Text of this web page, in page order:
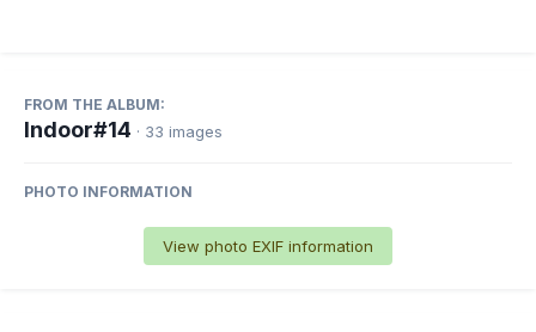
FROM THE ALBUM:
Indoor#14 · 33 images
PHOTO INFORMATION
View photo EXIF information